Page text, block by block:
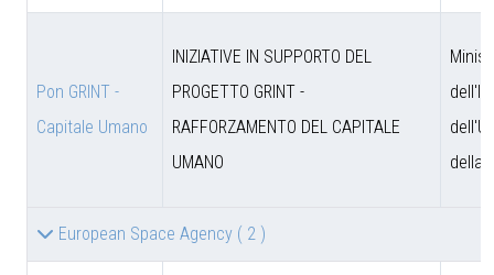
Pon GRINT -
Capitale Umano
INIZIATIVE IN SUPPORTO DEL
PROGETTO GRINT -
RAFFORZAMENTO DEL CAPITALE
UMANO
della
European Space Agency ( 2 )